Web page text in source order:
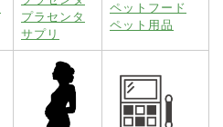
プラセンタ
サプリ
ペットフード
ペット用品